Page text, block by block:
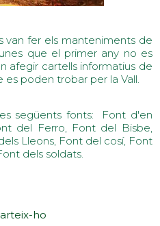
van fer els manteniments de
que el primer any no es
afegir cartells informatius de
poden trobar per la Vall.
següents fonts: Font d'en
del Ferro, Font del Bisbe,
Lleons, Font del cosí, Font
dels soldats.
ho